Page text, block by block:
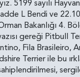
5199 sayılı
L Bendi ve
Bakanlığı 4.
gereği Pitbull
Fila Brasileiro,
Terrier ile bu